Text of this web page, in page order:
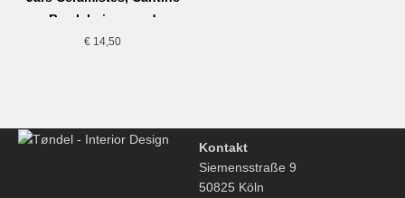
Bowl, beige-sand
€ 14,50
Kontakt
Siemensstraße 9
50825 Köln